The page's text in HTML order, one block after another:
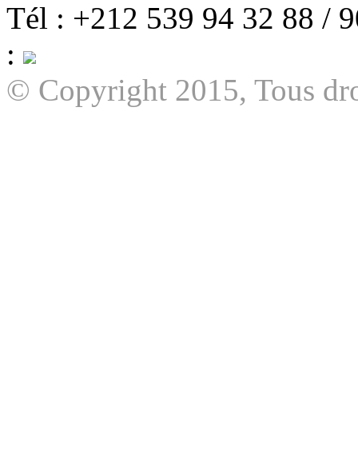
Tél : +212 539 94 32 88 /
:
© Copyright 2015, Tous